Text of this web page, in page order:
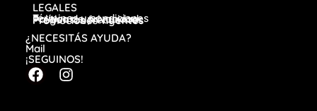
LEGALES
Términos y condiciones
Política de privacidad
Preguntas frecuentes
Promociones vigentes
¿NECESITÁS AYUDA?
Mail
¡SEGUINOS!